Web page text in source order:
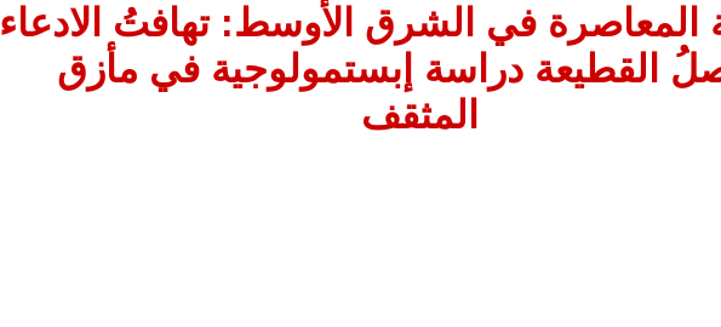
المعاصرة في الشرق الأوسط: تهافتُ الادعاء
القطيعة دراسة إبستمولوجية في مأزق
المثقف